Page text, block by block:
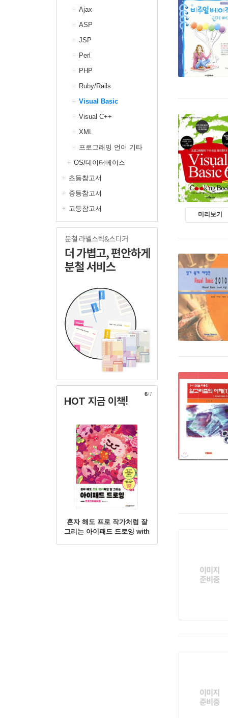
Ajax
ASP
JSP
Perl
PHP
Ruby/Rails
Visual Basic
Visual C++
XML
프로그래밍 언어 기타
OS/데이터베이스
초등참고서
중등참고서
고등참고서
HOT 지금 이책!
혼자 해도 프로 작가처럼 잘
그리는 아이패드 드로잉 with
6/7
미리보기